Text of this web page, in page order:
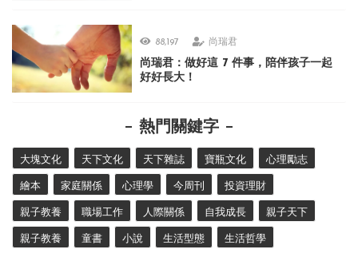
88,197 尚瑞君
尚瑞君：做好這 7 件事，陪伴孩子一起
好好長大！
熱門關鍵字
大塊文化 天下文化 天下雜誌 寶瓶文化 心理勵志
繪本 家庭關係 心理學 今周刊 投資理財
親子教養 職場工作 人際關係 自我成長 親子天下
親子教養 童書 小說 生活型態 生活哲學